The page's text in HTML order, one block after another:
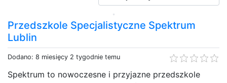
Przedszkole Specjalistyczne Spektrum
Lublin
Dodano: 8 miesięcy 2 tygodnie temu
Spektrum to nowoczesne i przyjazne przedszkole